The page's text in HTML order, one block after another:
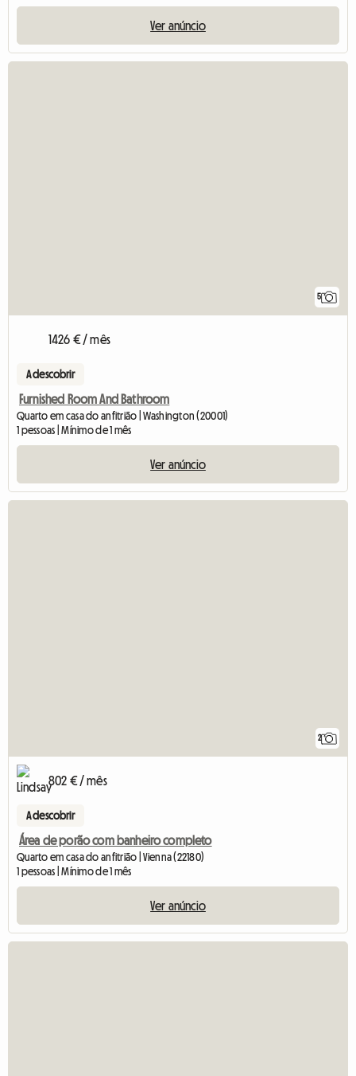
Ver anúncio
5
1426 € / mês
A descobrir
Furnished Room And Bathroom
Quarto em casa do anfitrião | Washington (20001)
1 pessoas | Mínimo de 1 mês
Ver anúncio
2
802 € / mês
A descobrir
Área de porão com banheiro completo
Quarto em casa do anfitrião | Vienna (22180)
1 pessoas | Mínimo de 1 mês
Ver anúncio